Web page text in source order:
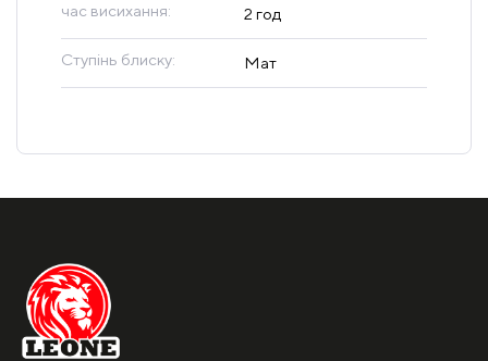
час висихання: 2 год
Ступінь блиску: Мат